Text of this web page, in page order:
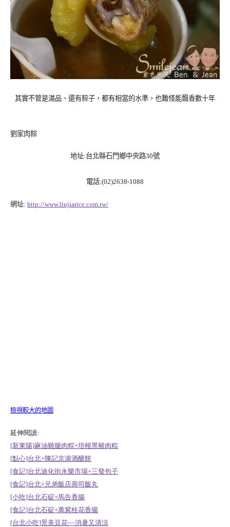
其實不管是湯品、還有粽子，都有相當的水準，也難怪能飄香數十年
劉家肉粽
地址:台北縣石門鄉中央路30號
電話:(02)2638-1088
網址: http://www.liujiarice.com.tw/
檢視較大的地圖
延伸閱讀:
[新東陽]麻油雞腿肉粽+培根黑豬肉粽
[點心]台北+陳記京滬酒釀餅
[食記]台北迪化街永樂市場+三發包子
[食記]台北+兄弟飯店壽司飯丸
[小吃]台北石碇+馬告香腸
[食記]台北石碇+萬紫桂花香腸
[台北小吃]景美豆花~~消暑又清涼